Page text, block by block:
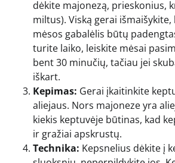
dėkite majonezą, prieskonius,
miltus). Viską gerai išmaišykite,
mėsos gabalėlis būtų
turite laiko, leiskite mėsai
bent 30 minučių, tačiau jei
iškart.
Kepimas: Gerai įkaitinkite
aliejaus. Nors majoneze yra
kiekis keptuvėje būtinas, kad
ir gražiai apskrustų.
Technika: Kepsnelius dėkite į